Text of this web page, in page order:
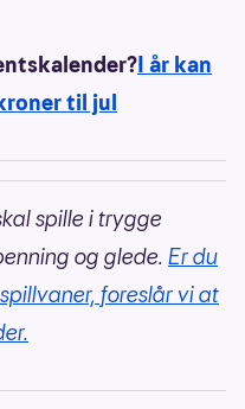
I år kan
til jul
spille i trygge
og glede. Er du
foreslår vi at